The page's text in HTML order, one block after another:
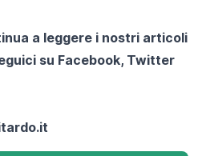
a leggere i nostri articoli
su Facebook, Twitter